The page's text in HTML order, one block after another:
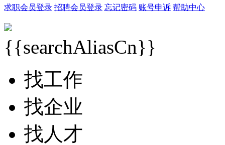
求职会员登录 招聘会员登录 忘记密码 账号申诉 帮助中心
{{searchAliasCn}}
找工作
找企业
找人才